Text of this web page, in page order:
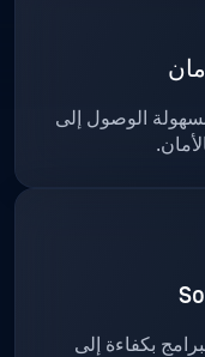
الوصول إلى
بكفاءة إلى